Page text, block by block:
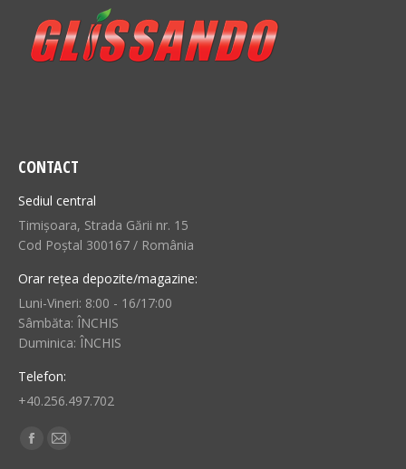
CONTACT
Sediul central
Timișoara, Strada Gării nr. 15
Cod Poștal 300167 / România
Orar rețea depozite/magazine:
Luni-Vineri: 8:00 - 16/17:00
Sâmbăta: ÎNCHIS
Duminica: ÎNCHIS
Telefon:
+40.256.497.702
Find us on:
Facebook
Mail